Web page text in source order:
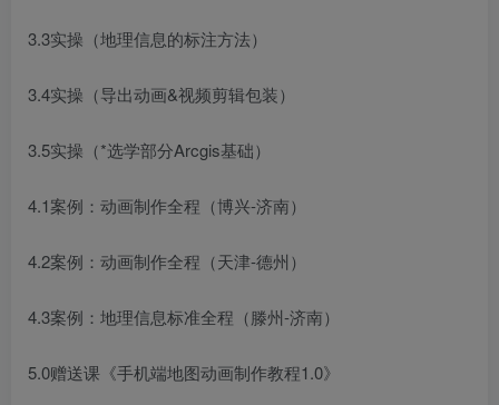
3.3实操（地理信息的标注方法）
3.4实操（导出动画&视频剪辑包装）
3.5实操（*选学部分Arcgis基础）
4.1案例：动画制作全程（博兴-济南）
4.2案例：动画制作全程（天津-德州）
4.3案例：地理信息标准全程（滕州-济南）
5.0赠送课《手机端地图动画制作教程1.0》